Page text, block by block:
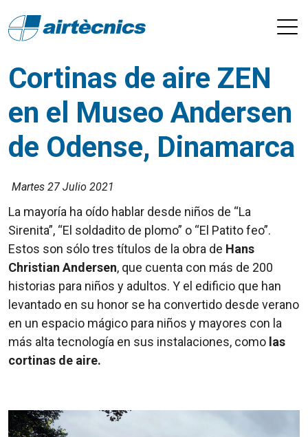
Cortinas de aire ZEN
en el Museo Andersen
de Odense, Dinamarca
Martes 27 Julio 2021
La mayoría ha oído hablar desde niños de “La
Sirenita”, “El soldadito de plomo” o “El Patito feo”.
Estos son sólo tres títulos de la obra de Hans
Christian Andersen, que cuenta con más de 200
historias para niños y adultos. Y el edificio que han
levantado en su honor se ha convertido desde verano
en un espacio mágico para niños y mayores con la
más alta tecnología en sus instalaciones, como las
cortinas de aire.